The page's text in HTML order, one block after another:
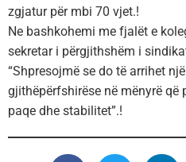
zgjatur për mbi 70 vjet.!
Ne bashkohemi me fjalët e
sekretar i përgjithshëm i
“Shpresojmë se do të arrihet
gjithëpërfshirëse në mënyrë që
paqe dhe stabilitet”.!